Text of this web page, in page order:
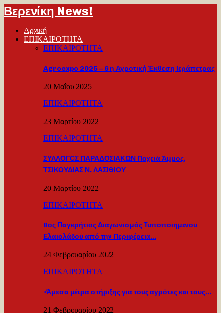
Βερενίκη News!
Αρχική
ΕΠΙΚΑΙΡΟΤΗΤΑ
ΕΠΙΚΑΙΡΟΤΗΤΑ
Agroexpo 2025 – 6 η Αγροτική Έκθεση Ιεράπετρας
20 Μαΐου 2025
ΕΠΙΚΑΙΡΟΤΗΤΑ
23 Μαρτίου 2022
ΕΠΙΚΑΙΡΟΤΗΤΑ
ΣΥΛΛΟΓΟΣ ΠΑΡΑΔΟΣΙΑΚΩΝ Παχειά Άμμος,
ΤΣΙΚΟΥΔΙΑΣ Ν. ΛΑΣΙΘΙΟΥ
20 Μαρτίου 2022
ΕΠΙΚΑΙΡΟΤΗΤΑ
8ος Παγκρήτιος Διαγωνισμός Τυποποιημένου
Ελαιολάδου από την Περιφέρεια…
24 Φεβρουαρίου 2022
ΕΠΙΚΑΙΡΟΤΗΤΑ
«Άμεσα μέτρα στήριξης για τους αγρότες και τους…
21 Φεβρουαρίου 2022